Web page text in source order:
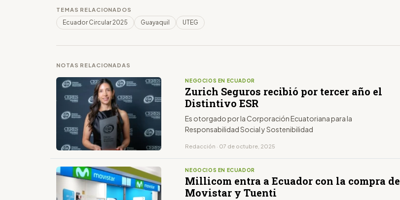
TEMAS RELACIONADOS
Ecuador Circular 2025 Guayaquil UTEG
NOTAS RELACIONADAS
NEGOCIOS EN ECUADOR
Zurich Seguros recibió por tercer año el
Distintivo ESR
Es otorgado por la Corporación Ecuatoriana para la
Responsabilidad Social y Sostenibilidad
Redacción · 07 de octubre, 2025
NEGOCIOS EN ECUADOR
Millicom entra a Ecuador con la compra de
Movistar y Tuenti